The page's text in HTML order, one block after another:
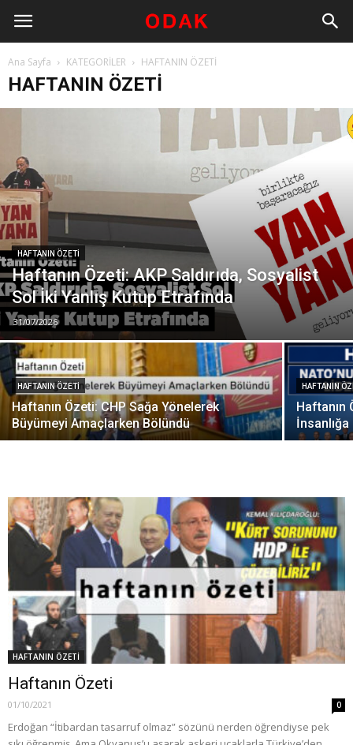
Ana Sayfa KATEGORİLER HAFTANIN ÖZETİ
HAFTANIN ÖZETİ
HAFTANIN ÖZETİ
Haftanın Özeti: AKP Saldırıda, Sosyalist
Sol İki Yanlış Kutup Etrafında
31/07/2026
HAFTANIN ÖZETİ
Haftanın Özeti: CHP Sağa Yönelerek
Büyümeyi Amaçlarken Bölündü
HAFTANIN
Haftanın
İnsanlığa
HAFTANIN ÖZETİ
Haftanın Özeti
01/10/2021 0
Erdoğan “İtibardan tasarruf olmaz” sözünü nerden öğrendiyse pek